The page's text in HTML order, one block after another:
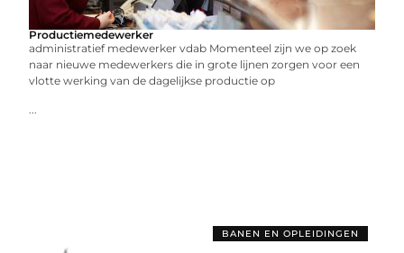
Productiemedewerker
administratief medewerker vdab Momenteel zijn we op zoek
naar nieuwe medewerkers die in grote lijnen zorgen voor een
vlotte werking van de dagelijkse productie op
...
BANEN EN OPLEIDINGEN